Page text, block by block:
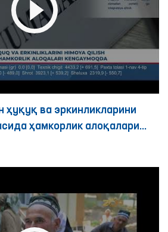
ҳуқуқ ва эркинликларини
ҳамкорлик алоқалари